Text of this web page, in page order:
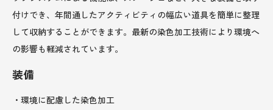
付けでき、年間通したアクティビティの幅広い道具を簡単に整理
して収納することができます。最新の染色加工技術により環境へ
の影響も軽減されています。
装備
・環境に配慮した染色加工